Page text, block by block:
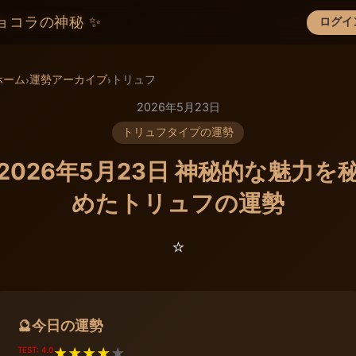
コラの神秘 ✨ ログイ
×
ーム›運勢アーカイブ› トリュフ
2026年5月23日
トリュフタイプの運勢
年5月23日 神秘的な魅力を
めたトリュフの運勢
⭐️
🔮今日の運勢
TEST: 4.0